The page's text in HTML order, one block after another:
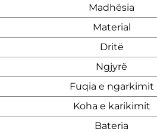
Madhësia
Material
Dritë
Ngjyrë
Fuqia e ngarkimit
Koha e karikimit
Bateria